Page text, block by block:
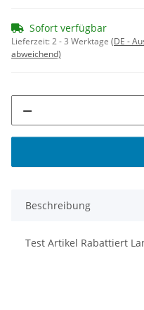
Sofort verfügbar
Lieferzeit:2 - 3 Werktage (DE -
abweichend)
Beschreibung
Test Artikel Rabattiert